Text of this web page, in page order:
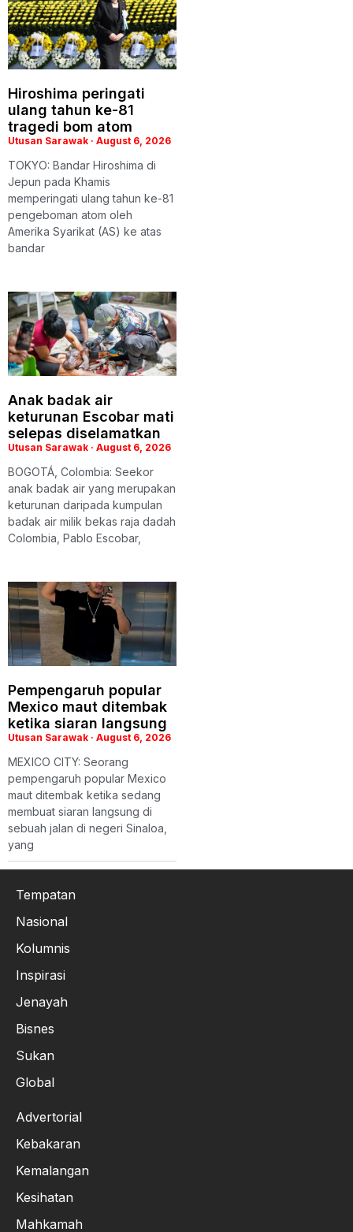
Hiroshima peringati
ulang tahun ke-81
tragedi bom atom
Utusan Sarawak August 6, 2026
TOKYO: Bandar Hiroshima di
Jepun pada Khamis
memperingati ulang tahun ke-81
pengeboman atom oleh
Amerika Syarikat (AS) ke atas
bandar
Anak badak air
keturunan Escobar mati
selepas diselamatkan
Utusan Sarawak August 6, 2026
BOGOTÁ, Colombia: Seekor
anak badak air yang merupakan
keturunan daripada kumpulan
badak air milik bekas raja dadah
Colombia, Pablo Escobar,
Pempengaruh popular
Mexico maut ditembak
ketika siaran langsung
Utusan Sarawak August 6, 2026
MEXICO CITY: Seorang
pempengaruh popular Mexico
maut ditembak ketika sedang
membuat siaran langsung di
sebuah jalan di negeri Sinaloa,
yang
Tempatan
Nasional
Kolumnis
Inspirasi
Jenayah
Bisnes
Sukan
Global
Advertorial
Kebakaran
Kemalangan
Kesihatan
Mahkamah